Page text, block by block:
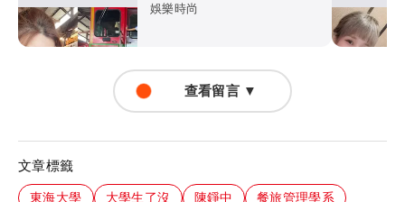
娛樂時尚
查看留言 ▼
文章標籤
東海大學 大學生了沒 陳錚中
餐旅管理學系